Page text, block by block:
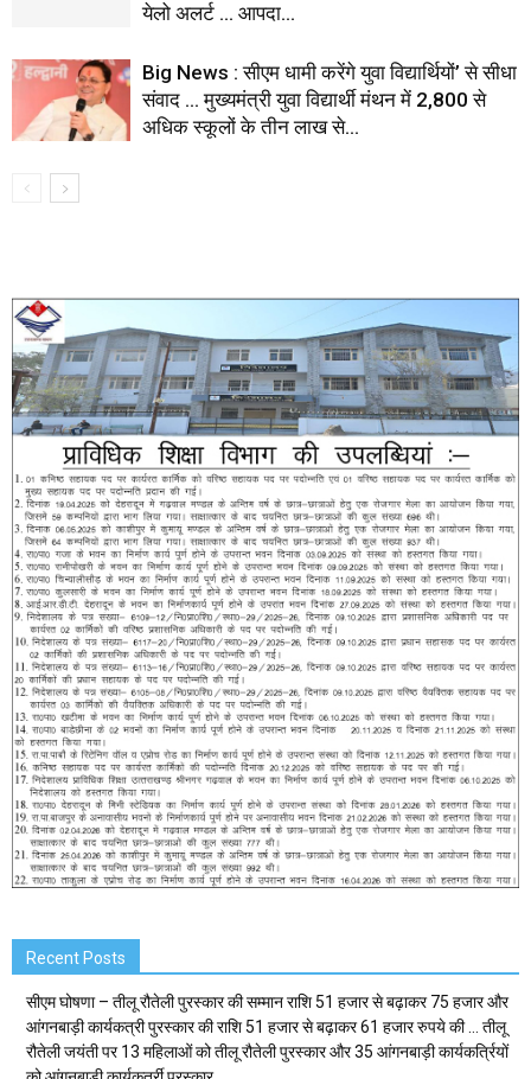
येलो अलर्ट … आपदा...
Big News : सीएम धामी करेंगे युवा विद्यार्थियों’ से सीधा
संवाद … मुख्यमंत्री युवा विद्यार्थी मंथन में 2,800 से
अधिक स्कूलों के तीन लाख से...
Recent Posts
सीएम घोषणा – तीलू रौतेली पुरस्कार की सम्मान राशि 51 हजार से बढ़ाकर 75 हजार और
आंगनबाड़ी कार्यकत्री पुरस्कार की राशि 51 हजार से बढ़ाकर 61 हजार रुपये की … तीलू
रौतेली जयंती पर 13 महिलाओं को तीलू रौतेली पुरस्कार और 35 आंगनबाड़ी कार्यकर्त्रियों